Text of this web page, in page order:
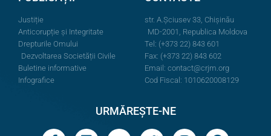
Justiție
Anticorupție și Integritate
Drepturile Omului
Dezvoltarea Societății Civile
Buletine informative
Infografice
str. A.Şciusev 33, Chișinău
MD-2001, Republica Moldova
Tel: (+373 22) 843 601
Fax: (+373 22) 843 602
Email: contact@crjm.org
Cod Fiscal: 1010620008129
URMĂREȘTE-NE